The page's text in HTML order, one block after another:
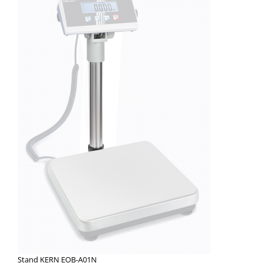
Adaptoare electrice
Baterii reincarcabile
Cantare suspendate
Carcase si genti
Carlige
Convertoare
Covorase cauciuc
Declansator de picior
Dispozitive display
Stand KERN EOB-A01N